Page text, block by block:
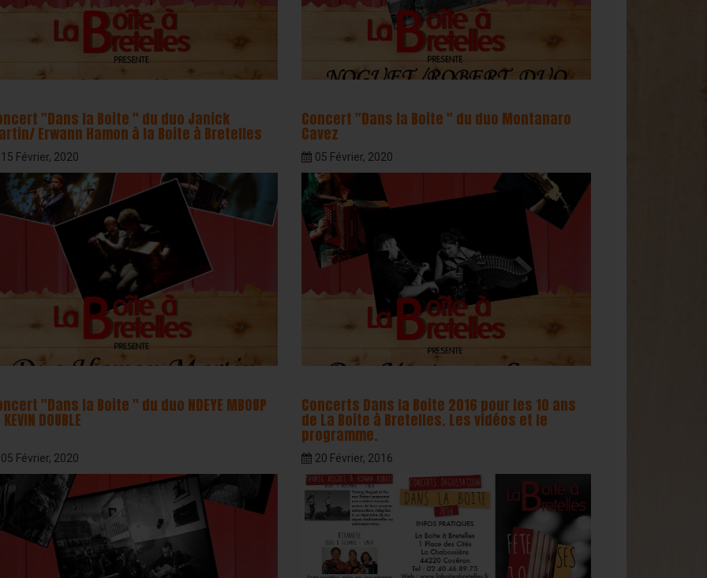
"Dans la Boite " du duo Janick
Erwann Hamon à la Boite à Bretelles
Février, 2020
Concert "Dans la Boite " du duo Montanaro
Cavez
05 Février, 2020
"Dans la Boite " du duo NDEYE MBOUP
DOUBLE
Février, 2020
Concerts Dans la Boite 2016 pour les 10 ans
de La Boite à Bretelles. Les vidéos et le
programme.
20 Février, 2016